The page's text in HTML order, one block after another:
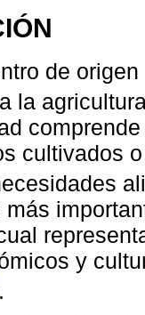
de
la
cultivados
y